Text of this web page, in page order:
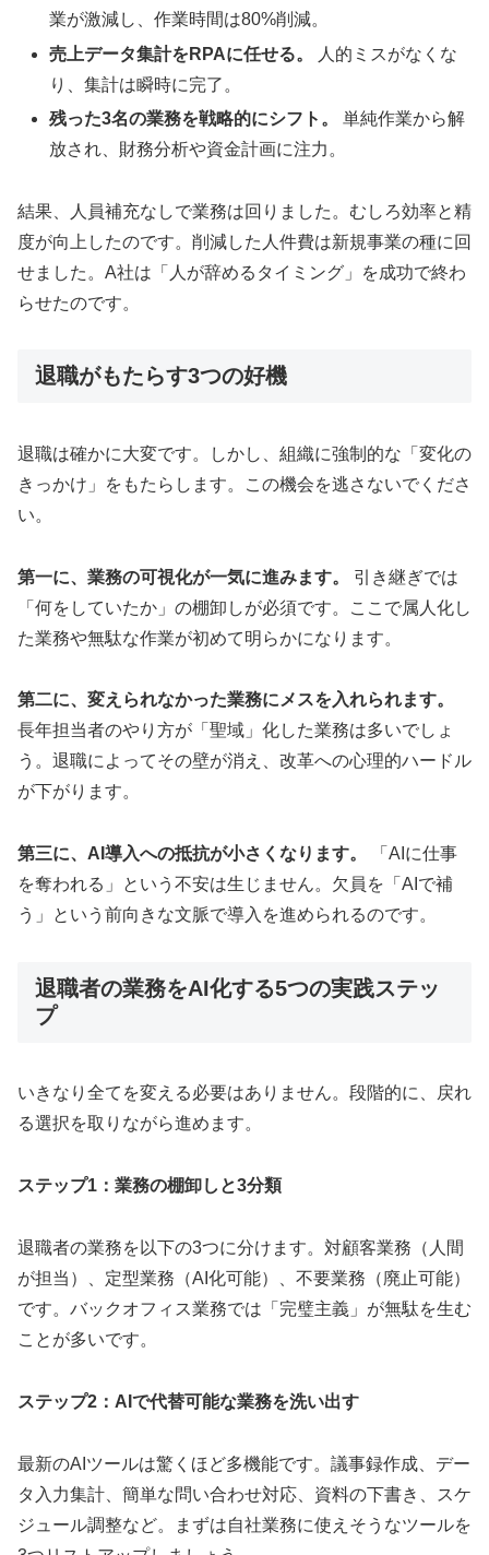
業が激減し、作業時間は80%削減。
売上データ集計をRPAに任せる。
人的ミスがなくな
り、集計は瞬時に完了。
残った3名の業務を戦略的にシフト。
単純作業から解
放され、財務分析や資金計画に注力。
結果、人員補充なしで業務は回りました。むしろ効率と精
度が向上したのです。削減した人件費は新規事業の種に回
せました。A社は「人が辞めるタイミング」を成功で終わ
らせたのです。
退職がもたらす3つの好機
退職は確かに大変です。しかし、組織に強制的な「変化の
きっかけ」をもたらします。この機会を逃さないでくださ
い。
第一に、業務の可視化が一気に進みます。
引き継ぎでは
「何をしていたか」の棚卸しが必須です。ここで属人化し
た業務や無駄な作業が初めて明らかになります。
第二に、変えられなかった業務にメスを入れられます。
長年担当者のやり方が「聖域」化した業務は多いでしょ
う。退職によってその壁が消え、改革への心理的ハードル
が下がります。
第三に、AI導入への抵抗が小さくなります。
「AIに仕事
を奪われる」という不安は生じません。欠員を「AIで補
う」という前向きな文脈で導入を進められるのです。
退職者の業務をAI化する5つの実践ステッ
プ
いきなり全てを変える必要はありません。段階的に、戻れ
る選択を取りながら進めます。
ステップ1：業務の棚卸しと3分類
退職者の業務を以下の3つに分けます。対顧客業務（人間
が担当）、定型業務（AI化可能）、不要業務（廃止可能）
です。バックオフィス業務では「完璧主義」が無駄を生む
ことが多いです。
ステップ2：AIで代替可能な業務を洗い出す
最新のAIツールは驚くほど多機能です。議事録作成、デー
タ入力集計、簡単な問い合わせ対応、資料の下書き、スケ
ジュール調整など。まずは自社業務に使えそうなツールを